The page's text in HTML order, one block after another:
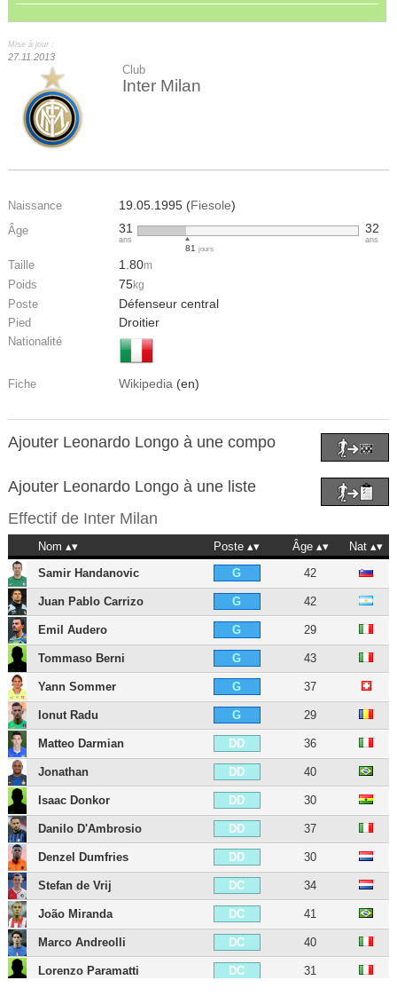
Mise à jour :
27.11.2013
Club
Inter Milan
Naissance 19.05.1995 (Fiesole)
Âge 31
ans
81jours
32
ans
Taille 1.80m
Poids 75kg
Poste Défenseur central
Pied Droitier
Nationalité
Fiche Wikipedia (en)
Ajouter Leonardo Longo à une compo
Ajouter Leonardo Longo à une liste
Effectif de Inter Milan
Nom Poste Âge
Nat
Samir Handanovic
G 42
Juan Pablo Carrizo G 42
Emil Audero G 29
Tommaso Berni G 43
Yann Sommer G 37
Ionut Radu G 29
Matteo Darmian DD 36
Jonathan DD 40
Isaac Donkor DD 30
Danilo D'Ambrosio DD 37
Denzel Dumfries DD 30
Stefan de Vrij DC 34
João Miranda DC 41
Marco Andreolli DC 40
Lorenzo Paramatti DC 31